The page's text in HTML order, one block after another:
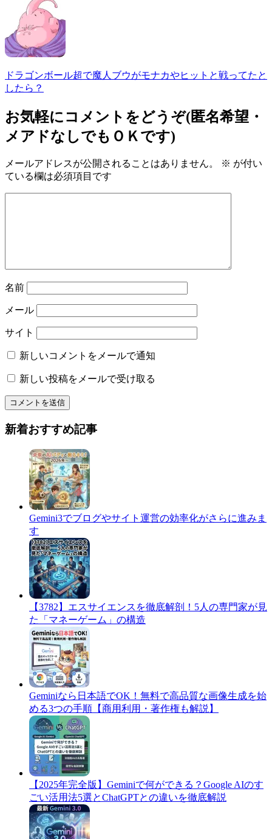
ドラゴンボール超で魔人ブウがモナカやヒットと戦ってたと
したら？
お気軽にコメントをどうぞ(匿名希望・
メアドなしでもＯＫです)
メールアドレスが公開されることはありません。 ※ が付い
ている欄は必須項目です
名前
メール
サイト
新しいコメントをメールで通知
新しい投稿をメールで受け取る
新着おすすめ記事
Gemini3でブログやサイト運営の効率化がさらに進みま
す
​【3782】エスサイエンスを徹底解剖！5人の専門家が見
た「マネーゲーム」の構造
Geminiなら日本語でOK！無料で高品質な画像生成を始
める3つの手順【商用利用・著作権も解説】
​【2025年完全版】Geminiで何ができる？Google AIのす
ごい活用法5選とChatGPTとの違いを徹底解説